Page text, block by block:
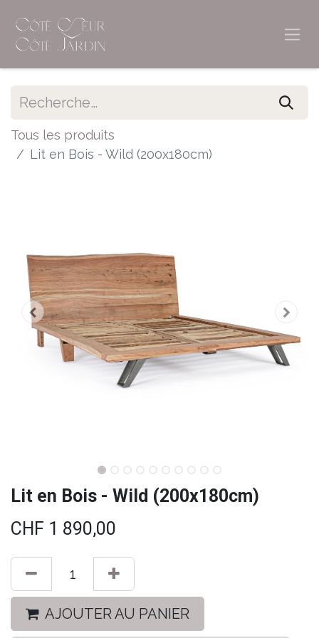
Tous les produits
Lit en Bois - Wild (200x180cm)
Lit en Bois - Wild (200x180cm)
CHF 1 890,00
AJOUTER AU PANIER